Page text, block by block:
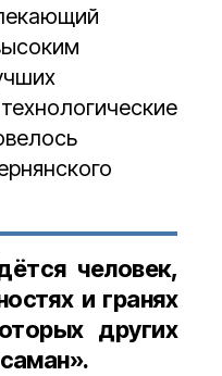
человек,
и гранях
других